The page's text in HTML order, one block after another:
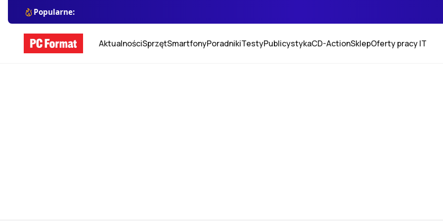
Popularne:
AktualnościSprzętSmartfonyPoradnikiTestyPublicystykaCD-ActionSklepOferty pracy IT